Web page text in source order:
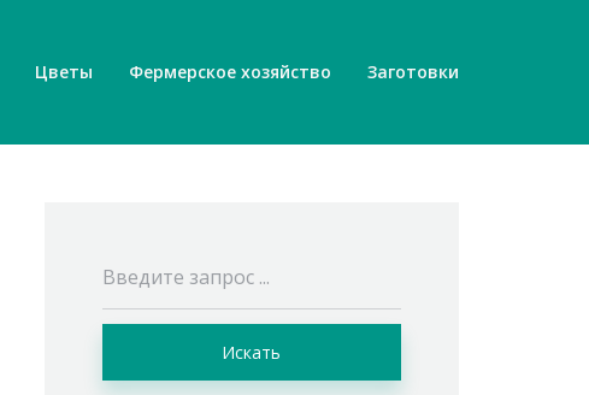
Цветы Фермерское хозяйство Заготовки
Искать